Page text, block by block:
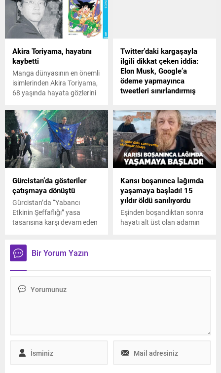
Akira Toriyama, hayatını
kaybetti
Manga dünyasının en önemli
isimlerinden Akira Toriyama,
68 yaşında hayata gözlerini
Twitter’daki kargaşayla
ilgili dikkat çeken iddia:
Elon Musk, Google’a
ödeme yapmayınca
tweetleri sınırlandırmış
Muskın tweet
görüntülemesine sınırlama
getirmesi dünya çapında
tepkilere neden olurken,
Bloomberg dikkat çekici bir
iddiada bulundu. Gazeteye
service ücretini ödemediği
için tweetlere sınırlama
getirildi. Elon Muskın bu
sorunu geçici görüntüleme
limiti olarak lanse ettiği öne
Gürcistan’da gösteriler
çatışmaya dönüştü
Gürcistan’da “Yabancı
Etkinin Şeffaflığı” yasa
tasarısına karşı devam eden
Karısı boşanınca lağımda
yaşamaya başladı! 15
yıldır öldü sanılıyordu
Eşinden boşandıktan sonra
hayatı alt üst olan adamın
kanalizasyonda yaşamaya
Bir Yorum Yazın